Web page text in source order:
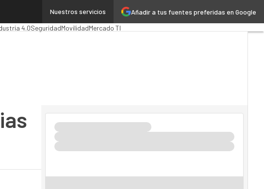
Añadir a tus fuentes preferidas en Google
Nuestros servicios
Administración PúblicaMarTech
Cloud
4.0SeguridadMovilidadMercado TI